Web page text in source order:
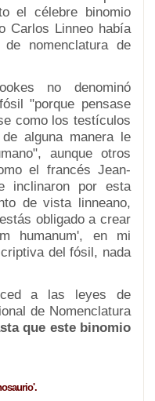
el célebre binomio
Carlos Linneo había
de nomenclatura de
no denominó
"porque pensase
como los testículos
alguna manera le
aunque otros
el francés Jean-
inclinaron por esta
de vista linneano,
obligado a crear
humanum', en mi
del fósil, nada
a las leyes de
de Nomenclatura
que este binomio